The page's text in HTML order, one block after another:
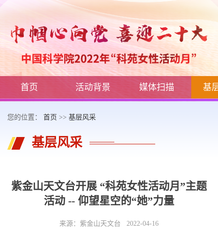
首页 活动背景 媒体扫描 基
您的位置： 首页 >> 基层风采
基层风采
紫金山天文台开展 “科苑女性活动月”主题
活动 -- 仰望星空的“她”力量
来源：紫金山天文台 2022-04-16